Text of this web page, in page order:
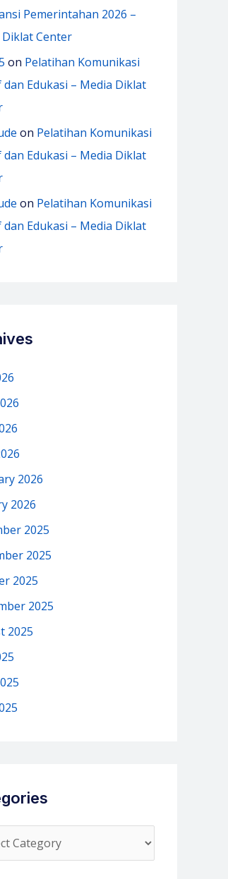
Pemerintahan 2026 –
Center
on Pelatihan Komunikasi
dan Edukasi – Media Diklat
on Pelatihan Komunikasi
dan Edukasi – Media Diklat
on Pelatihan Komunikasi
dan Edukasi – Media Diklat
2026
2026
2025
2025
2025
2025
2025